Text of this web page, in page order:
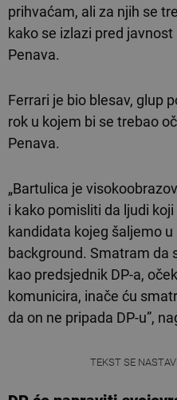
prihvaćam, ali za njih se
kako se izlazi pred
Penava.
Ferrari je bio blesav, glup
rok u kojem bi se trebao
Penava.
„Bartulica je
i kako pomisliti da ljudi
kandidata kojeg šaljemo
background. Smatram da
kao predsjednik DP-a,
komunicira, inače ću
da on ne pripada DP-u”,
TEKST SE